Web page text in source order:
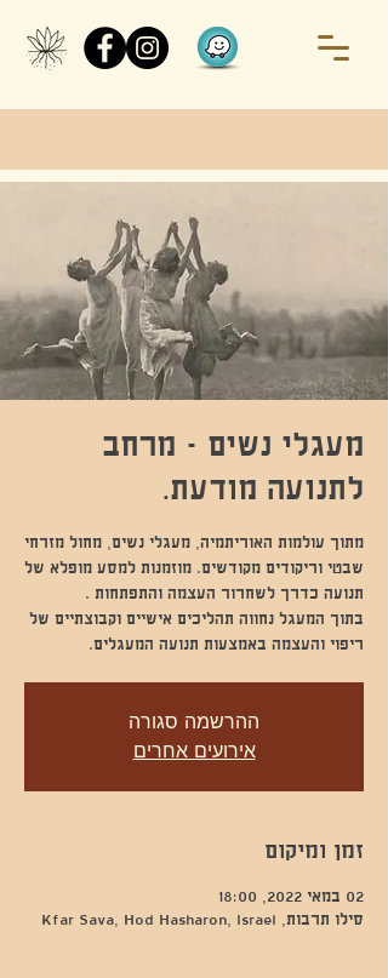
מעגלי נשים - מרחב
לתנועה מודעת.
מתוך עולמות האוריתמיה, מעגלי נשים, מחול מזרחי
שבטי וריקודים מקודשים. מוזמנות למסע מופלא של
בתוך המעגל נחווה תהליכים אישיים וקבוצתיים של
ריפוי והעצמה באמצעות תנועה המעגלים.
ההרשמה סגורה
אירועים אחרים
זמן ומיקום
02 במאי 2022, 18:00
סילו תרבות, Kfar Sava, Hod Hasharon, Israel